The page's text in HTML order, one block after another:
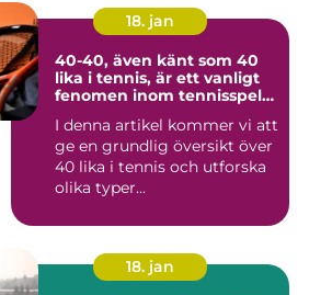
18. jan
40-40, även känt som 40
lika i tennis, är ett vanligt
fenomen inom tennisspelet
spännande och
frustrerande för spelare
och fans
I denna artikel kommer vi att
ge en grundlig översikt över
40 lika i tennis och utforska
olika typer...
18. jan